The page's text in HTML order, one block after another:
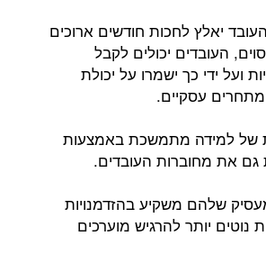
יאלץ לחכות חודשים ארוכים
העובדים יכולים לקבל
ועל ידי כך ישמרו על יכולת
עסקיים.
של למידה מתמשכת באמצעות
גם את מחוברות העובדים.
שלהם משקיע בהזדמנויות
נוטים יותר להרגיש מוערכים